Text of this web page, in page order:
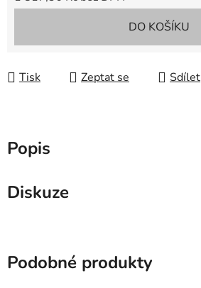
DO KOŠÍKU
Tisk Zeptat se Sdílet
Popis
Diskuze
Podobné produkty